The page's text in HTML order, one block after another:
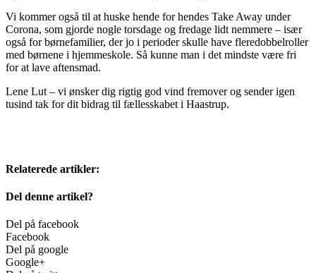
Vi kommer også til at huske hende for hendes Take Away under
Corona, som gjorde nogle torsdage og fredage lidt nemmere – især
også for børnefamilier, der jo i perioder skulle have fleredobbelroller
med børnene i hjemmeskole. Så kunne man i det mindste være fri
for at lave aftensmad.
Lene Lut – vi ønsker dig rigtig god vind fremover og sender igen
tusind tak for dit bidrag til fællesskabet i Haastrup.
Relaterede artikler:
Del denne artikel?
Del på facebook
Facebook
Del på google
Google+